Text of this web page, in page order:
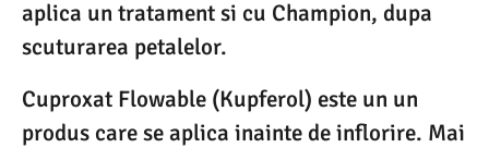
aplica un tratament si cu Champion, dupa
scuturarea petalelor.
Cuproxat Flowable (Kupferol) este un un
produs care se aplica inainte de inflorire. Mai